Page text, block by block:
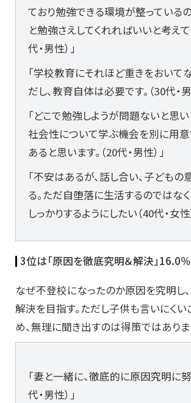
ており勉強できる環境が整っているの
と勉強さえしてくれればいいと考えて
代・男性）」
「学校教育にそれほど重きをおいて
だし、教育自体は必要です。（30代・男
「どこで勉強しようが問題ないと思い
社会性について学ぶ機会を別に用
あると思います。（20代・男性）」
「不安はあるが、話し合い、子ども
る。ただ自堕落に生活するのではな
しっかりするようにしたい（40代・女性
3位は「原因を徹底究明＆解決」16.0％
なぜ不登校になったのか原因を究明し
解決を目指す。ただし子供も言いにく
め、無理に聞き出すのは得策ではありま
「妻と一緒に、徹底的に原因究明に努
代・男性）」